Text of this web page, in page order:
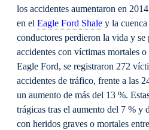
los accidentes aumentaron en
en el Eagle Ford Shale y la
conductores perdieron la vida y
accidentes con víctimas mortales
Eagle Ford, se registraron 272
accidentes de tráfico, frente a las
un aumento de más del 13 %.
trágicas tras el aumento del 7 % y
con heridos graves o mortales